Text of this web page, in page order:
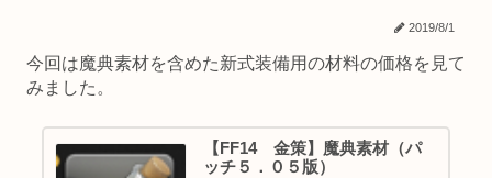
2019/8/1
今回は魔典素材を含めた新式装備用の材料の価格を見て
みました。
【FF14 金策】魔典素材（パ
ッチ５．０５版）